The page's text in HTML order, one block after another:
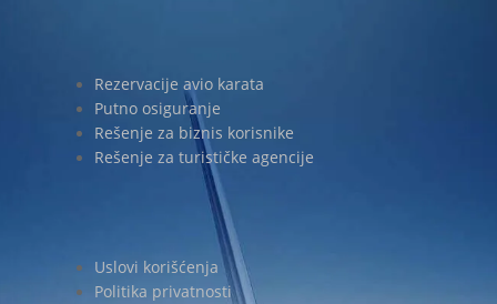
Rezervacije avio karata
Putno osiguranje
Rešenje za biznis korisnike
Rešenje za turističke agencije
Uslovi korišćenja
Politika privatnosti